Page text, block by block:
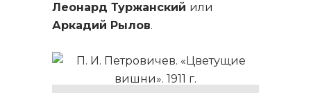
Леонард Туржанский или
Аркадий Рылов.